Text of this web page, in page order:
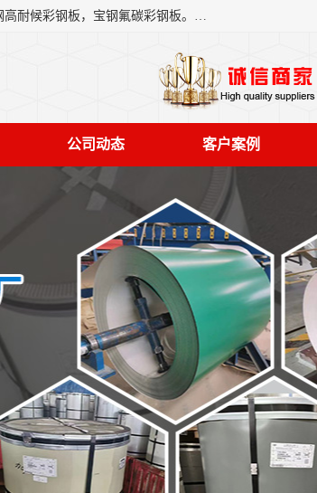
上海轩本实业有限公司主营产品：宝钢彩钢板、宝钢彩钢卷、宝钢彩涂板、宝钢彩涂卷、宝钢高耐候彩钢板，宝钢氟碳彩钢板。是一家集钢铁贸易，物流、加工为一体的产业全配套公司。
公司动态 客户案例